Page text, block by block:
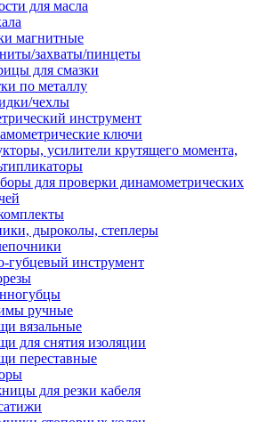
для масла
магнитные
захваты/пинцеты
для смазки
по металлу
чехлы
инструмент
ключи
усилители крутящего момента,
для проверки динамометрических
дыроколы, степлеры
губцевый инструмент
ручные
вязальные
для снятия изоляции
переставные
для резки кабеля